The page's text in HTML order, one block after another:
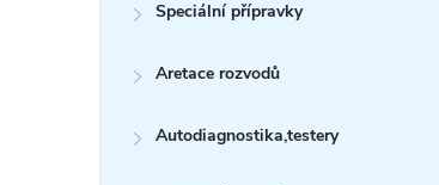
Speciální přípravky
Aretace rozvodů
Autodiagnostika,testery